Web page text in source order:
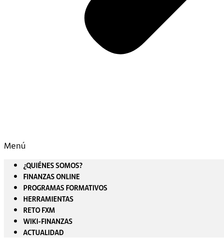
Menú
¿QUIÉNES SOMOS?
FINANZAS ONLINE
PROGRAMAS FORMATIVOS
HERRAMIENTAS
RETO FXM
WIKI-FINANZAS
ACTUALIDAD